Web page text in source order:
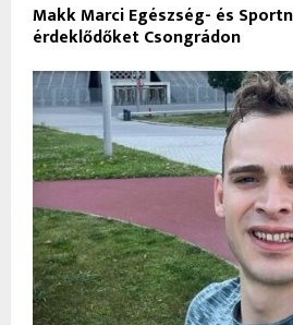
Makk Marci Egészség- és
érdeklődőket Csongrádon